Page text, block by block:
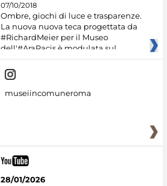
07/10/2018
Ombre, giochi di luce e trasparenze.
La nuova nuova teca progettata da
#RichardMeier per il Museo
dell'#AraPacis è modulata sul
museiincomuneroma
28/01/2026